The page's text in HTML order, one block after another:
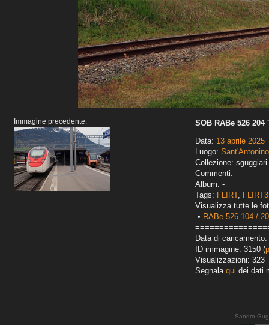
Immagine precedente:
SOB RABe 526 204
Data: 13 aprile 2025
Luogo: Sant'Antonino
Collezione:
Commenti: -
Album: -
Tags: FLIRT, FLIRT3
Visualizza tutte le
• RABe 526 104 /
Data di
ID immagine: 3150 (
Visualizzazioni: 323
Segnala qui dei dati
Sandro